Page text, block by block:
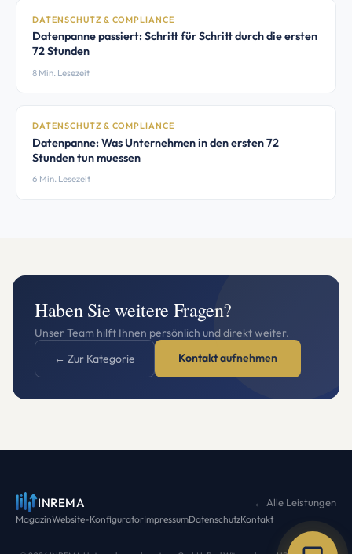
DATENSCHUTZ & COMPLIANCE
Datenpanne passiert: Schritt für Schritt durch die ersten
72 Stunden
8 Min. Lesezeit
DATENSCHUTZ & COMPLIANCE
Datenpanne: Was Unternehmen in den ersten 72
Stunden tun muessen
6 Min. Lesezeit
Haben Sie weitere Fragen?
Unser Team hilft Ihnen persönlich und direkt weiter.
← Zur Kategorie
Kontakt aufnehmen
INREMA ← Alle Leistungen
MagazinWebsite-KonfiguratorImpressumDatenschutzKontakt